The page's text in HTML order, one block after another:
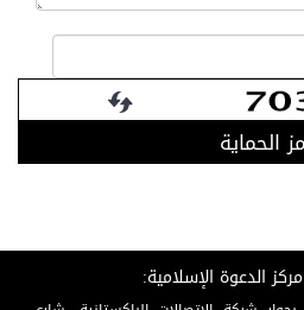
الحماية
الدعوة الإسلامية: